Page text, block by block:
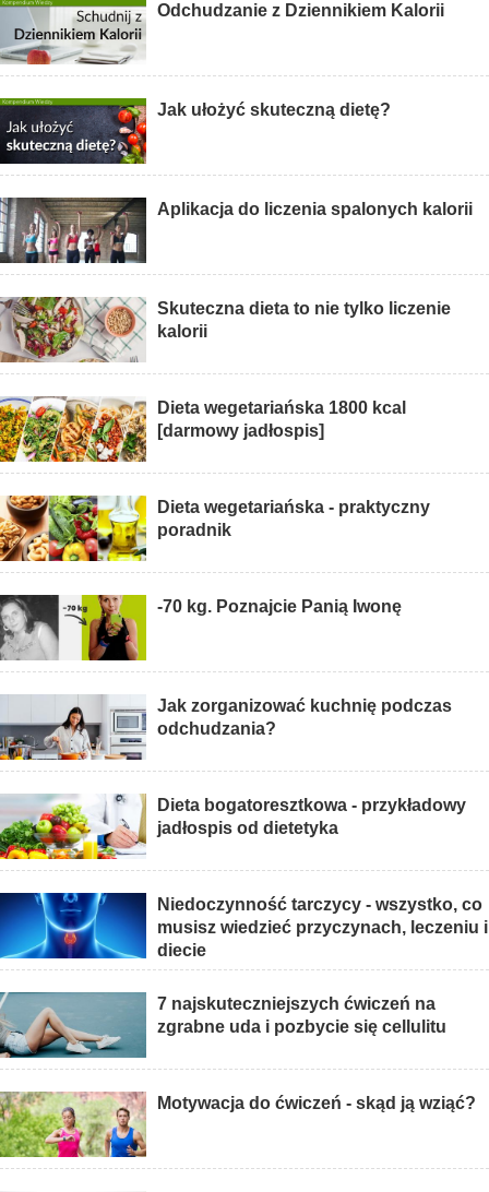
Odchudzanie z Dziennikiem Kalorii
Jak ułożyć skuteczną dietę?
Aplikacja do liczenia spalonych kalorii
Skuteczna dieta to nie tylko liczenie
kalorii
Dieta wegetariańska 1800 kcal
[darmowy jadłospis]
Dieta wegetariańska - praktyczny
poradnik
-70 kg. Poznajcie Panią Iwonę
Jak zorganizować kuchnię podczas
odchudzania?
Dieta bogatoresztkowa - przykładowy
jadłospis od dietetyka
Niedoczynność tarczycy - wszystko, co
musisz wiedzieć przyczynach, leczeniu i
diecie
7 najskuteczniejszych ćwiczeń na
zgrabne uda i pozbycie się cellulitu
Motywacja do ćwiczeń - skąd ją wziąć?